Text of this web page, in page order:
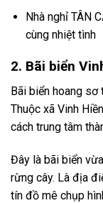
Nhà nghỉ TÂN
cùng nhiệt tình
2. Bãi biển
Bãi biển hoang sơ
Thuộc xã Vinh
cách trung tâm
Đây là bãi biển
rừng cây. Là địa
tín đồ mê chụp